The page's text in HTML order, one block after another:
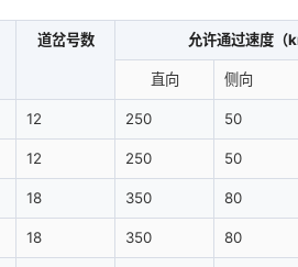
道岔号数 允许通过速度（
直向 侧向
12 250 50
12 250 50
18 350 80
18 350 80